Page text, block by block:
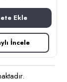
Ekle
İncele